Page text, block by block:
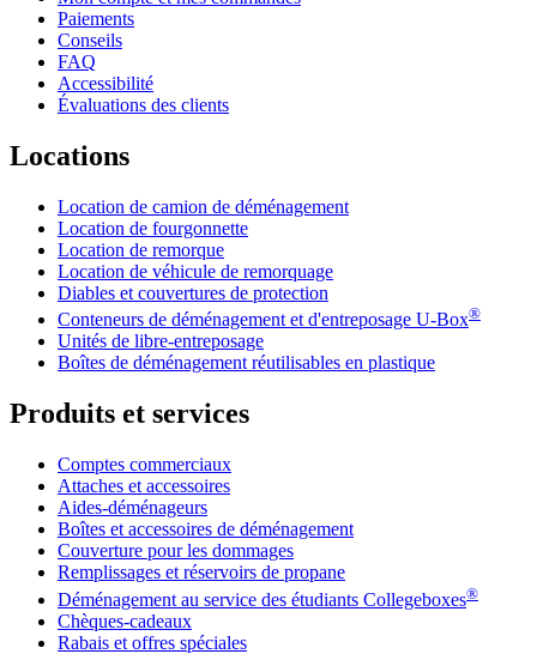
Paiements
Conseils
FAQ
Accessibilité
Évaluations des clients
Locations
Location de camion de déménagement
Location de fourgonnette
Location de remorque
Location de véhicule de remorquage
Diables et couvertures de protection
Conteneurs de déménagement et d'entreposage U-Box®
Unités de libre-entreposage
Boîtes de déménagement réutilisables en plastique
Produits et services
Comptes commerciaux
Attaches et accessoires
Aides-déménageurs
Boîtes et accessoires de déménagement
Couverture pour les dommages
Remplissages et réservoirs de propane
Déménagement au service des étudiants Collegeboxes®
Chèques-cadeaux
Rabais et offres spéciales